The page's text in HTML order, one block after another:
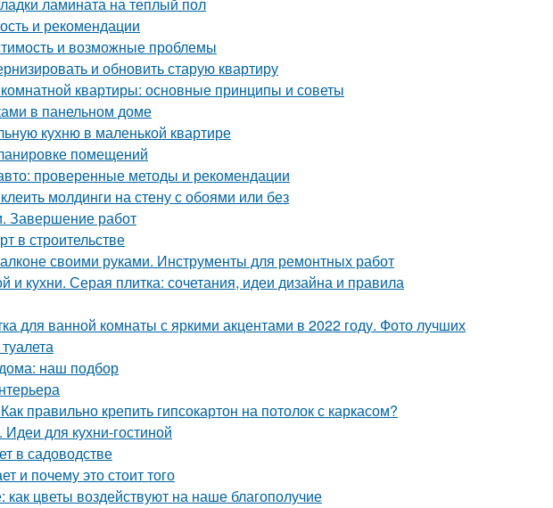
и рекомендации
и возможные проблемы
и обновить старую квартиру
квартиры: основные принципы и советы
в панельном доме
кухню в маленькой квартире
помещений
проверенные методы и рекомендации
молдинги на стену с обоями или без
Завершение работ
в строительстве
своими руками. Инструменты для ремонтных работ
и кухни. Серая плитка: сочетания, идеи дизайна и правила
для ванной комнаты с яркими акцентами в 2022 году. Фото лучших
наш подбор
правильно крепить гипсокартон на потолок с каркасом?
для кухни-гостиной
в садоводстве
и почему это стоит того
цветы воздействуют на наше благополучие